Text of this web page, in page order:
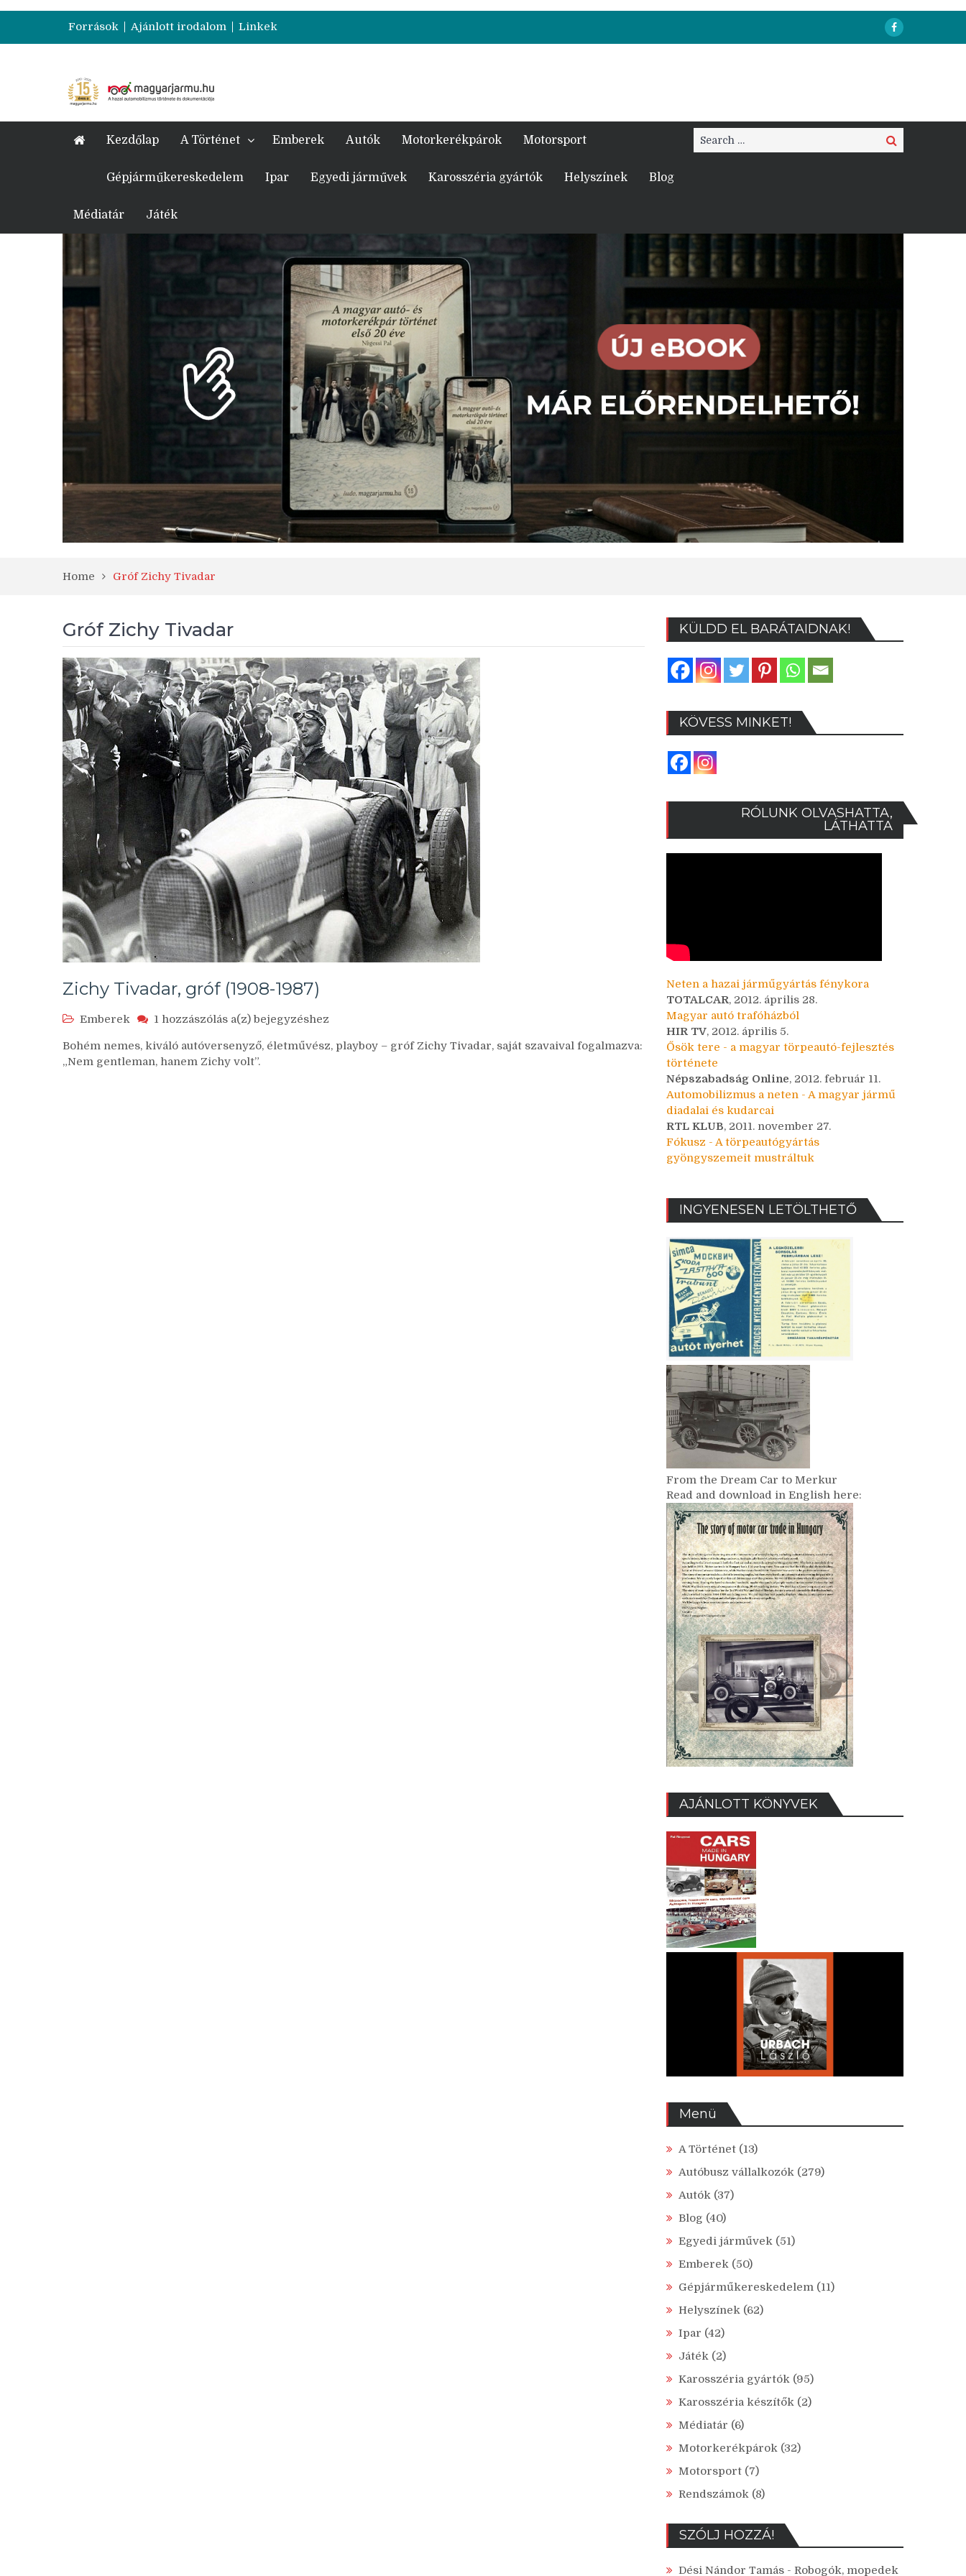
Források Ajánlott irodalom Linkek
Kezdőlap A Történet Emberek Autók Motorkerékpárok Motorsport
Gépjárműkereskedelem Ipar Egyedi járművek Karosszéria gyártók Helyszínek Blog
Médiatár Játék
Search
for:
Search
Home Gróf Zichy Tivadar
Gróf Zichy Tivadar
Zichy Tivadar, gróf (1908-1987)
Emberek 1 hozzászólás a(z)Zichy
gróf
(1908-
bejegyzéshez
Bohém nemes, kiváló autóversenyző, életművész, playboy – gróf Zichy Tivadar, saját szavaival fogalmazva:
„Nem gentleman, hanem Zichy volt”.
KÜLDD EL BARÁTAIDNAK!
KÖVESS MINKET!
RÓLUNK OLVASHATTA,
LÁTHATTA
Neten a hazai járműgyártás fénykora
TOTALCAR, 2012. április 28.
Magyar autó trafóházból
HIR TV, 2012. április 5.
Ősök tere - a magyar törpeautó-fejlesztés
története
Népszabadság Online, 2012. február 11.
Automobilizmus a neten - A magyar jármű
diadalai és kudarcai
RTL KLUB, 2011. november 27.
Fókusz - A törpeautógyártás
gyöngyszemeit mustráltuk
INGYENESEN LETÖLTHETŐ
From the Dream Car to Merkur
Read and download in English here:
AJÁNLOTT KÖNYVEK
Menü
A Történet (13)
Autóbusz vállalkozók (279)
Autók (37)
Blog (40)
Egyedi járművek (51)
Emberek (50)
Gépjárműkereskedelem (11)
Helyszínek (62)
Ipar (42)
Játék (2)
Karosszéria gyártók (95)
Karosszéria készítők (2)
Médiatár (6)
Motorkerékpárok (32)
Motorsport (7)
Rendszámok (8)
SZÓLJ HOZZÁ!
Dési Nándor Tamás - Robogók, mopedek